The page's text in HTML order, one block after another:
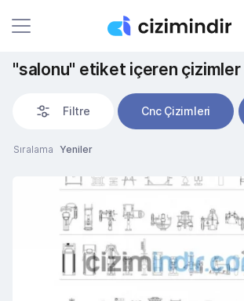
"salonu" etiket içeren çizimler
Filtre Cnc Çizimleri
Sıralama Yeniler